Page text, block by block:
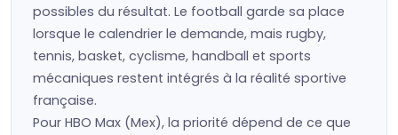
possibles du résultat. Le football garde sa place
lorsque le calendrier le demande, mais rugby,
tennis, basket, cyclisme, handball et sports
mécaniques restent intégrés à la réalité sportive
française.
Pour HBO Max (Mex), la priorité dépend de ce que